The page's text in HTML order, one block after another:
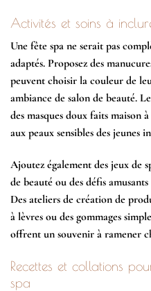
Activités et soins à
Une fête spa ne serait pas
adaptés. Proposez des
peuvent choisir la couleur de
ambiance de salon de beauté.
des masques doux faits maison
aux peaux sensibles des jeunes
Ajoutez également des jeux de
de beauté ou des défis
Des ateliers de création de
à lèvres ou des gommages
offrent un souvenir à ramener
Recettes et collations
spa